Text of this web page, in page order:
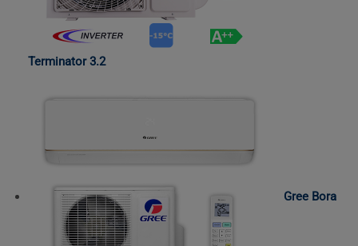
Terminator 3.2
Gree Bora